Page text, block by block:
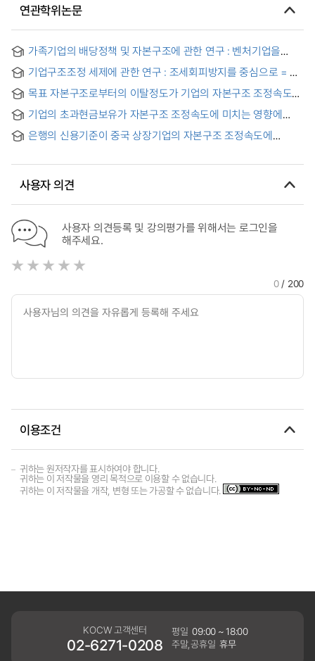
연관학위논문
가족기업의 배당정책 및 자본구조에 관한 연구 : 벤처기업을
중심으로
기업구조조정 세제에 관한 연구 : 조세회피방지를 중심으로 = A
Study on the Taxation of Corporate Reorganization :
Focusing on Anti-Tax Avoidance rules
목표 자본구조로부터의 이탈정도가 기업의 자본구조 조정속도와
자본조달 행동에 미치는 영향에 대한 연구 = A Study on the
Effect of Deviation from Target Capital Structure to Speed
of Adjustment and Financing Behavior
기업의 초과현금보유가 자본구조 조정속도에 미치는 영향에
관한 연구
은행의 신용기준이 중국 상장기업의 자본구조 조정속도에
adjustment speed of capital structure of Chinese listed
사용자 의견
사용자 의견등록 및 강의평가를 위해서는 로그인을
해주세요.
0/ 200
이용조건
귀하는 원저작자를 표시하여야 합니다.
귀하는 이 저작물을 영리 목적으로 이용할 수 없습니다.
귀하는 이 저작물을 개작, 변형 또는 가공할 수 없습니다.
KOCW 고객센터
02-6271-0208
평일 09:00 ~ 18:00
주말,공휴일 휴무